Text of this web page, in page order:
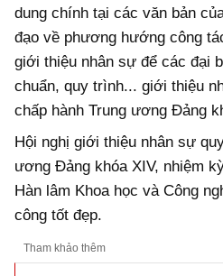
dung chính tại các văn bản
đạo về phương hướng công
giới thiệu nhân sự để các đại
chuẩn, quy trình... giới thiệu
chấp hành Trung ương Đảng
Hội nghị giới thiệu nhân sự
ương Đảng khóa XIV, nhiệm
Hàn lâm Khoa học và Công
công tốt đẹp.
Tham khảo thêm